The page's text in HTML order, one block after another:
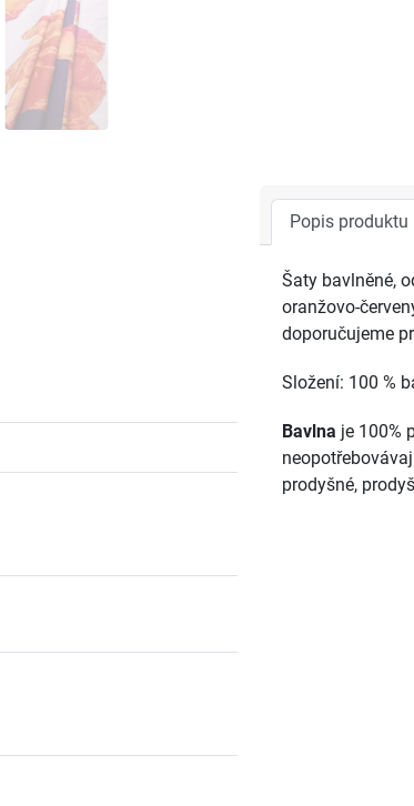
Popis produktu
Šaty bavlněné,
oranžovo-
doporučujeme
Složení: 100 %
Bavlna je 100%
prodyšné,